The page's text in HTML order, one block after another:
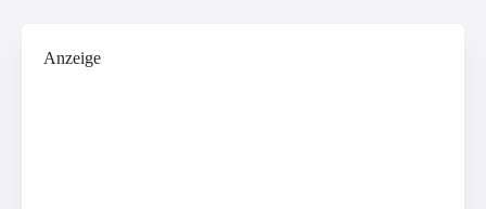
Anzeige